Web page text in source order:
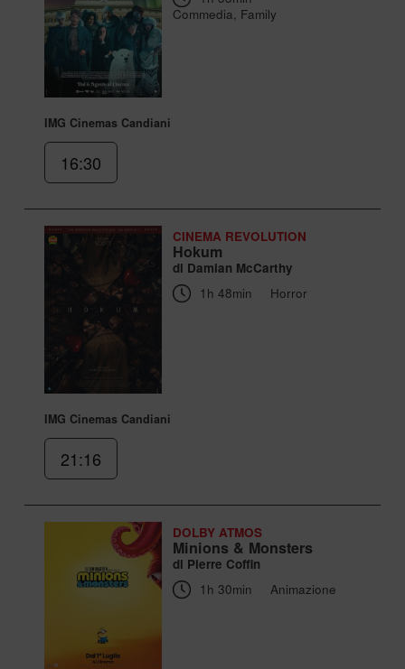
Commedia, Family
IMG Cinemas Candiani
16:30
CINEMA REVOLUTION
Hokum
di Damian McCarthy
1h 48min
Horror
IMG Cinemas Candiani
21:16
DOLBY ATMOS
Minions & Monsters
di Pierre Coffin
1h 30min
Animazione